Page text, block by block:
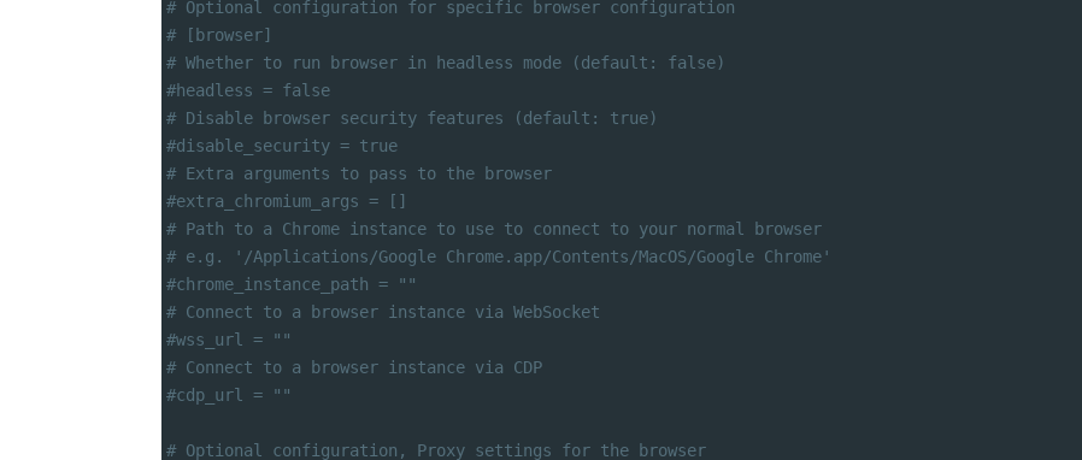
# Optional configuration for specific browser configuration
# [browser]
# Whether to run browser in headless mode (default: false)
#headless = false
# Disable browser security features (default: true)
#disable_security = true
# Extra arguments to pass to the browser
#extra_chromium_args = []
# Path to a Chrome instance to use to connect to your normal browser
# e.g. '/Applications/Google Chrome.app/Contents/MacOS/Google Chrome'
#chrome_instance_path = ""
# Connect to a browser instance via WebSocket
#wss_url = ""
# Connect to a browser instance via CDP
#cdp_url = ""
# Optional configuration, Proxy settings for the browser